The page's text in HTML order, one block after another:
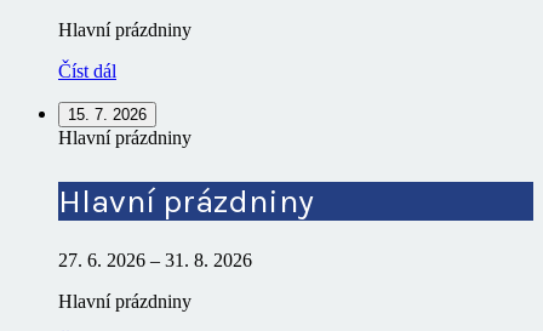
Hlavní prázdniny
Číst dál
15. 7. 2026
Hlavní prázdniny
Hlavní prázdniny
27. 6. 2026 – 31. 8. 2026
Hlavní prázdniny